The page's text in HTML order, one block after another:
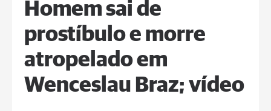
Homem sai de
prostíbulo e morre
atropelado em
Wenceslau Braz; vídeo